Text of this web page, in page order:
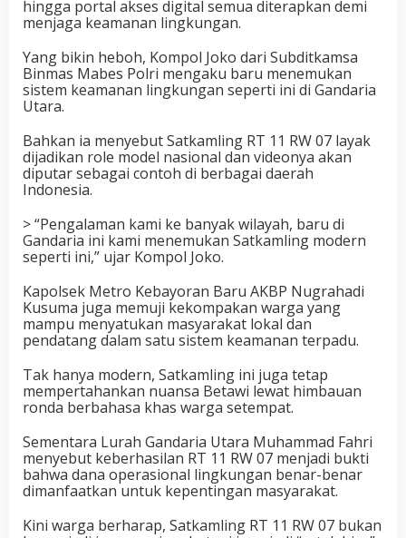
hingga portal akses digital semua diterapkan demi
menjaga keamanan lingkungan.
Yang bikin heboh, Kompol Joko dari Subditkamsa
Binmas Mabes Polri mengaku baru menemukan
sistem keamanan lingkungan seperti ini di Gandaria
Utara.
Bahkan ia menyebut Satkamling RT 11 RW 07 layak
dijadikan role model nasional dan videonya akan
diputar sebagai contoh di berbagai daerah
Indonesia.
> “Pengalaman kami ke banyak wilayah, baru di
Gandaria ini kami menemukan Satkamling modern
seperti ini,” ujar Kompol Joko.
Kapolsek Metro Kebayoran Baru AKBP Nugrahadi
Kusuma juga memuji kekompakan warga yang
mampu menyatukan masyarakat lokal dan
pendatang dalam satu sistem keamanan terpadu.
Tak hanya modern, Satkamling ini juga tetap
mempertahankan nuansa Betawi lewat himbauan
ronda berbahasa khas warga setempat.
Sementara Lurah Gandaria Utara Muhammad Fahri
menyebut keberhasilan RT 11 RW 07 menjadi bukti
bahwa dana operasional lingkungan benar-benar
dimanfaatkan untuk kepentingan masyarakat.
Kini warga berharap, Satkamling RT 11 RW 07 bukan